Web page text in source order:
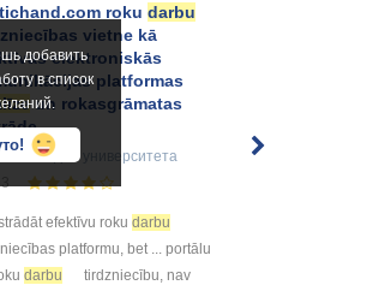
добавить
в список
roku darbu
vietne kā
elektroniskās
platformas
un rokasgrāmatas
для университета
efektīvu roku darbu
platformu, bet ... portālu
darbu
tirdzniecību, nav